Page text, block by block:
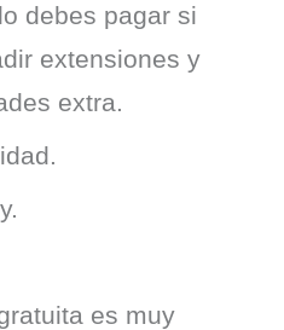
debes pagar si
extensiones y
extra.
es muy